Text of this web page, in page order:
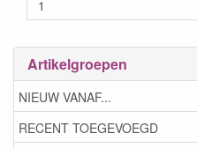
Artikelgroepen
NIEUW VANAF...
RECENT TOEGEVOEGD